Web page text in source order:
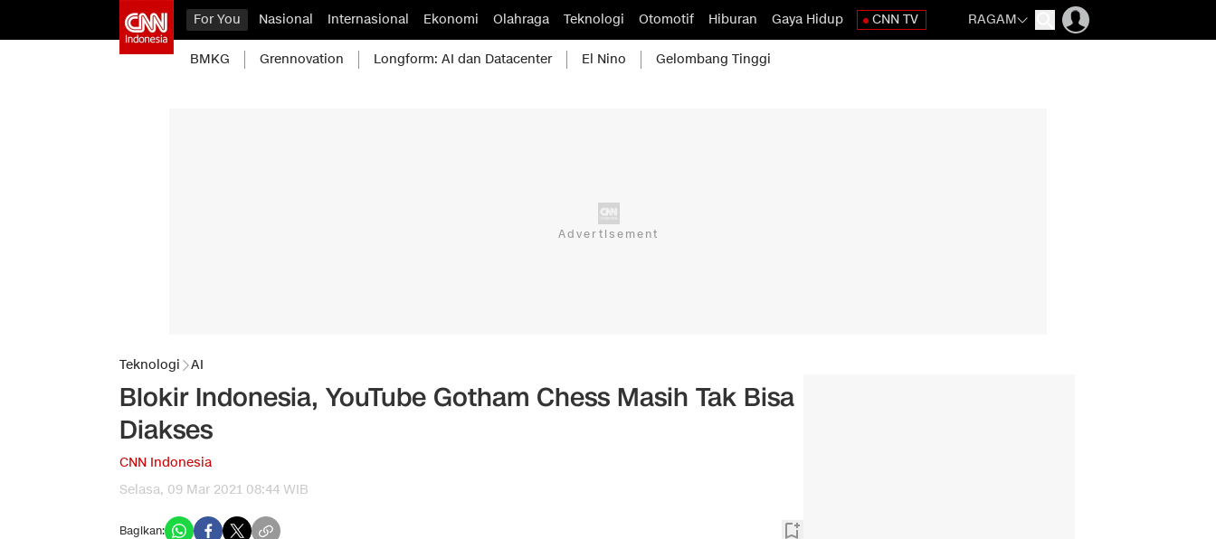
For You Nasional Internasional Ekonomi Olahraga Teknologi Otomotif Hiburan Gaya Hidup CNN TV RAGAM
BMKG Grennovation Longform: AI dan Datacenter El Nino Gelombang Tinggi
Teknologi AI
Blokir Indonesia, YouTube Gotham Chess Masih Tak Bisa
Diakses
CNN Indonesia
Selasa, 09 Mar 2021 08:44 WIB
Bagikan: